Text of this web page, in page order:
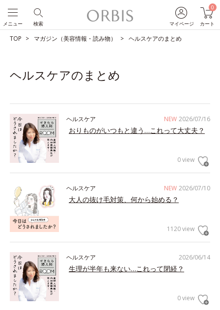
マイページ
0
カート
検索
メニュー
TOP マガジン（美容情報・読み物） ヘルスケアのまとめ
ヘルスケアのまとめ
NEW 2026/07/16
ヘルスケア
おりものがいつもと違う…これって大丈夫？
0 view
NEW 2026/07/10
ヘルスケア
大人の抜け毛対策、何から始める？
1120 view
2026/06/14
ヘルスケア
生理が半年も来ない…これって閉経？
0 view